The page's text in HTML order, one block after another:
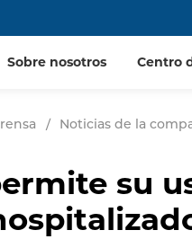
Sobre nosotros Centro
/ Noticias de la
su